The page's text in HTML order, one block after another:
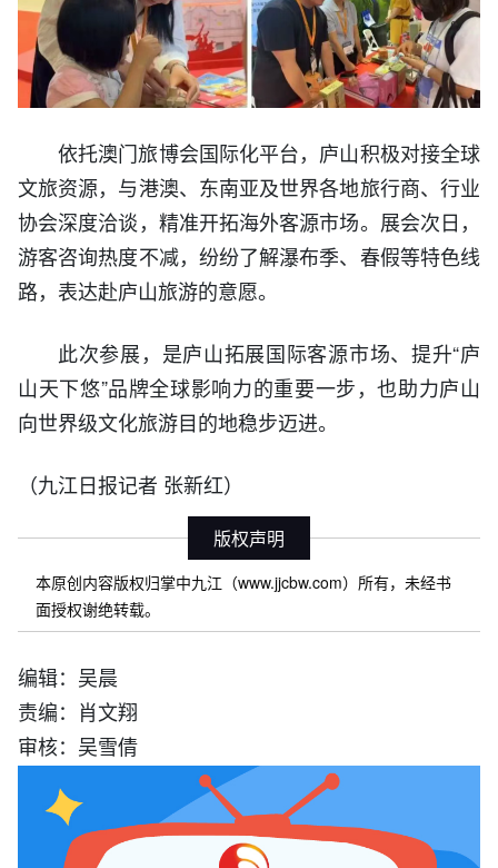
依托澳门旅博会国际化平台，庐山积极对接全球
文旅资源，与港澳、东南亚及世界各地旅行商、行业
协会深度洽谈，精准开拓海外客源市场。展会次日，
游客咨询热度不减，纷纷了解瀑布季、春假等特色线
路，表达赴庐山旅游的意愿。
此次参展，是庐山拓展国际客源市场、提升“庐
山天下悠”品牌全球影响力的重要一步，也助力庐山
向世界级文化旅游目的地稳步迈进。
（九江日报记者 张新红）
版权声明
本原创内容版权归掌中九江（www.jjcbw.com）所有，未经书
面授权谢绝转载。
编辑：吴晨
责编：肖文翔
审核：吴雪倩